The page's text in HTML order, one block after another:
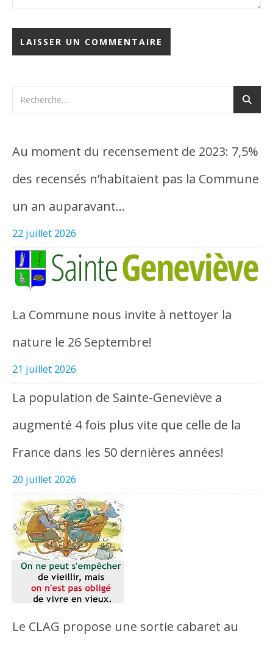
Au moment du recensement de 2023: 7,5%
des recensés n’habitaient pas la Commune
un an auparavant…
22 juillet 2026
La Commune nous invite à nettoyer la
nature le 26 Septembre!
21 juillet 2026
La population de Sainte-Geneviève a
augmenté 4 fois plus vite que celle de la
France dans les 50 dernières années!
20 juillet 2026
Le CLAG propose une sortie cabaret au